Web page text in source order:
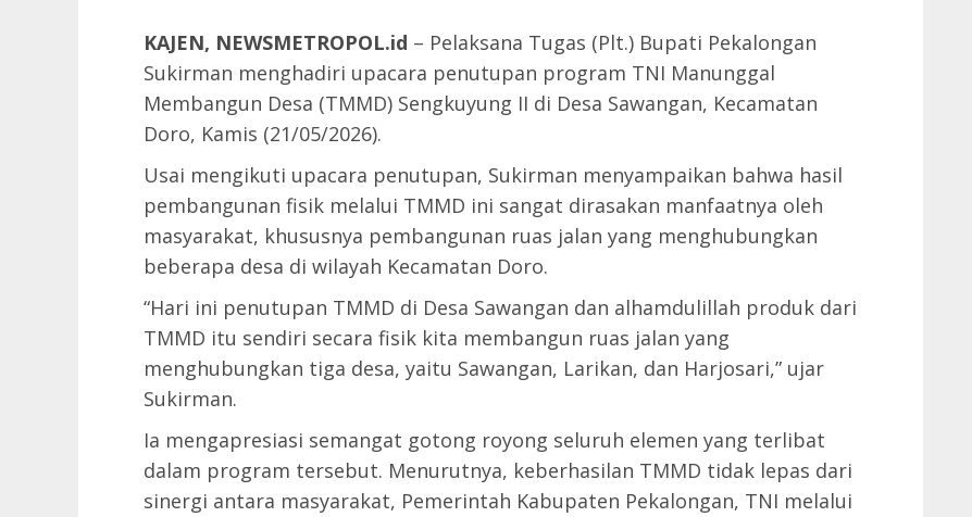
KAJEN, NEWSMETROPOL.id – Pelaksana Tugas (Plt.) Bupati Pekalongan
Sukirman menghadiri upacara penutupan program TNI Manunggal
Membangun Desa (TMMD) Sengkuyung II di Desa Sawangan, Kecamatan
Doro, Kamis (21/05/2026).
Usai mengikuti upacara penutupan, Sukirman menyampaikan bahwa hasil
pembangunan fisik melalui TMMD ini sangat dirasakan manfaatnya oleh
masyarakat, khususnya pembangunan ruas jalan yang menghubungkan
beberapa desa di wilayah Kecamatan Doro.
“Hari ini penutupan TMMD di Desa Sawangan dan alhamdulillah produk dari
TMMD itu sendiri secara fisik kita membangun ruas jalan yang
menghubungkan tiga desa, yaitu Sawangan, Larikan, dan Harjosari,” ujar
Sukirman.
Ia mengapresiasi semangat gotong royong seluruh elemen yang terlibat
dalam program tersebut. Menurutnya, keberhasilan TMMD tidak lepas dari
sinergi antara masyarakat, Pemerintah Kabupaten Pekalongan, TNI melalui